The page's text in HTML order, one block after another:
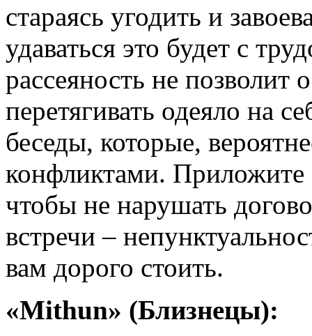
стараясь угодить и
удаваться это будет с
рассеяность не позволит
перетягивать одеяло на
беседы, которые,
конфликтами. Приложите
чтобы не нарушать
встречи –
вам дорого стоить.
«Mithun» (Близнецы):